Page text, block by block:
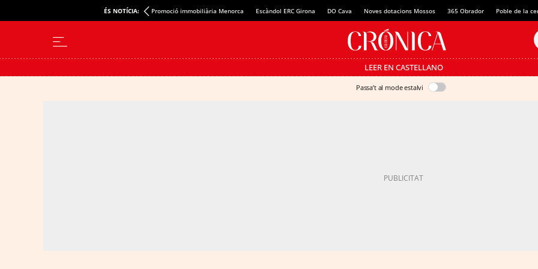
ÉS NOTÍCIA: Promoció immobiliària Menorca Escàndol ERC Girona DO Cava Noves dotacions Mossos 365 Obrador Poble de la
LEER EN CASTELLANO
Passa’t al mode estalvi